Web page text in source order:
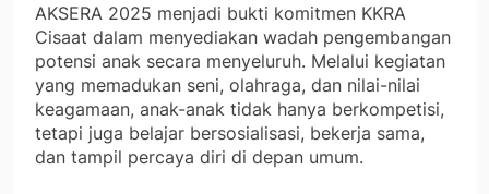
AKSERA 2025 menjadi bukti komitmen KKRA
Cisaat dalam menyediakan wadah pengembangan
potensi anak secara menyeluruh. Melalui kegiatan
yang memadukan seni, olahraga, dan nilai-nilai
keagamaan, anak-anak tidak hanya berkompetisi,
tetapi juga belajar bersosialisasi, bekerja sama,
dan tampil percaya diri di depan umum.